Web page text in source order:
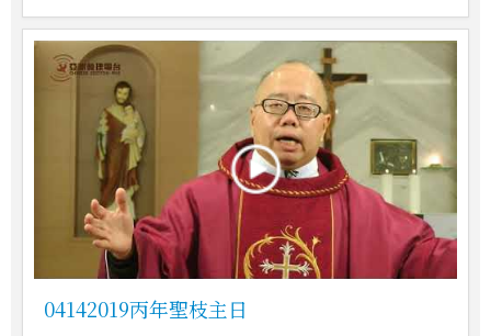
04142019丙年聖枝主日